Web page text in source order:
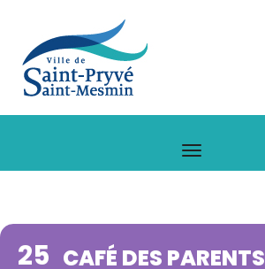
25 CAFÉ DES PARENTS